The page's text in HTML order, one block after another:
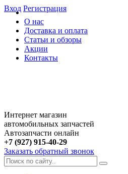
О нас
Доставка и оплата
Статьи и обзоры
Акции
Контакты
Вход Регистрация
Интернет магазин
автомобильных запчастей
Автозапчасти онлайн
+7 (927) 915-40-29
Заказать обратный звонок